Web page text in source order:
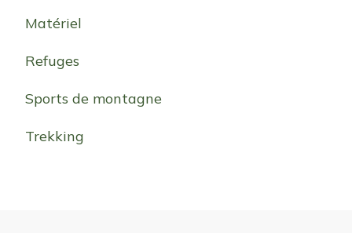
Matériel
Refuges
Sports de montagne
Trekking